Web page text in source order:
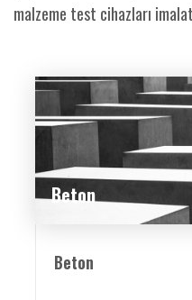
malzeme test cihazları
Beton
Beton